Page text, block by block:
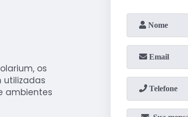
os
utilizadas
ambientes